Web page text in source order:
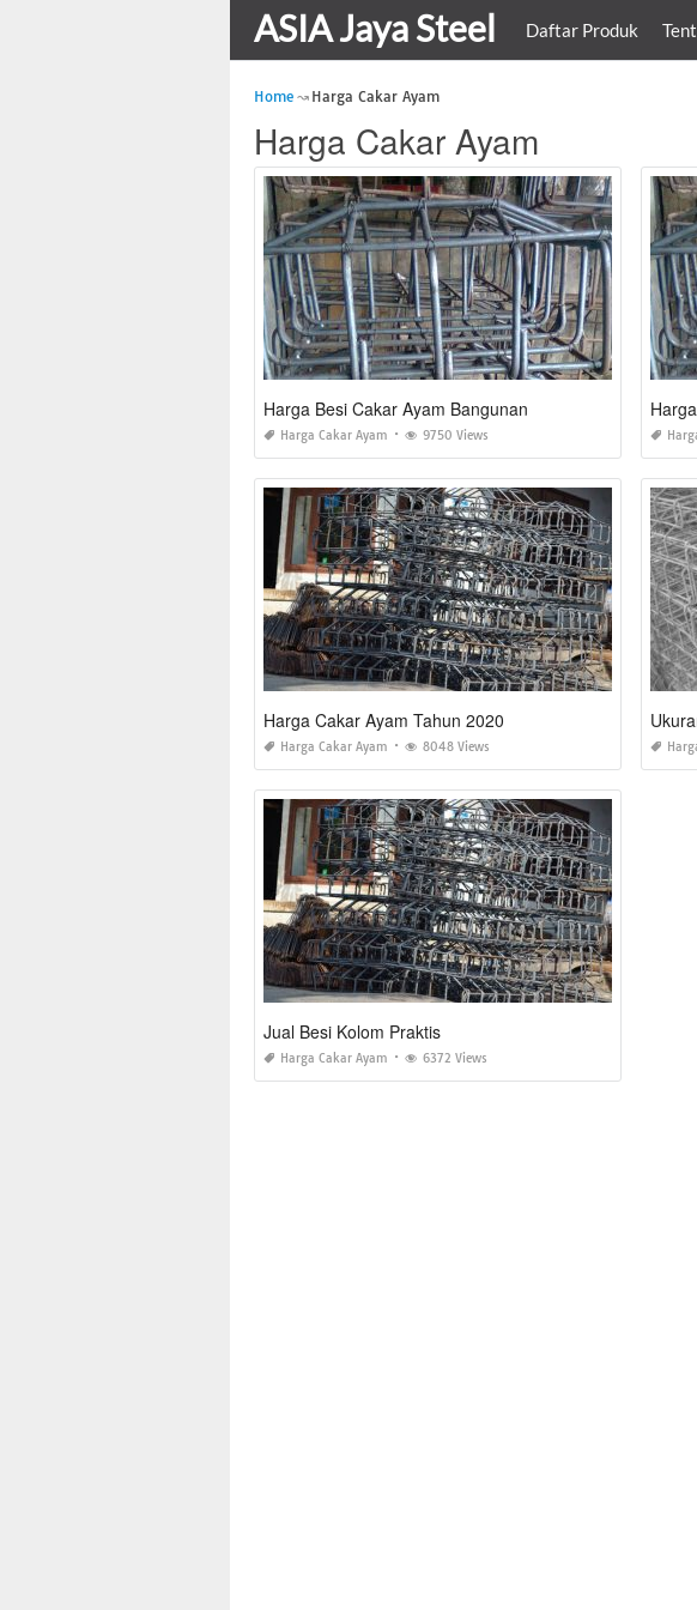
ASIA Jaya Steel Daftar Produk
Home Harga Cakar Ayam
Harga Cakar Ayam
Harga Besi Cakar Ayam Bangunan
Harga Cakar Ayam 9750 Views
Harga Cakar Ayam Tahun 2020
Harga Cakar Ayam 8048 Views
Jual Besi Kolom Praktis
Harga Cakar Ayam 6372 Views